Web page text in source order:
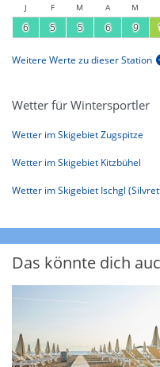
J F M A M
6 5 5 6 9
Weitere Werte zu dieser Station
Wetter für Wintersportler
Wetter im Skigebiet Zugspitze
Wetter im Skigebiet Kitzbühel
Wetter im Skigebiet Ischgl
Das könnte dich